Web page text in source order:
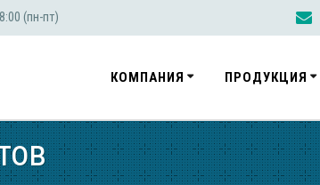
(пн-пт)
КОМПАНИЯ ПРОДУКЦИЯ